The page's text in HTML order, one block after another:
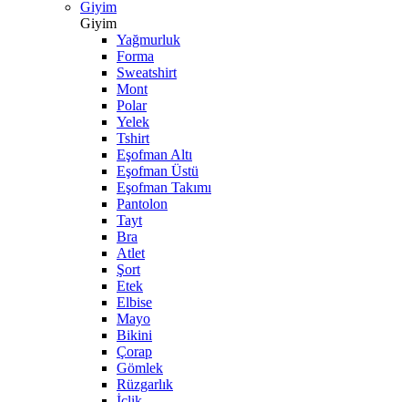
Giyim
Giyim
Yağmurluk
Forma
Sweatshirt
Mont
Polar
Yelek
Tshirt
Eşofman Altı
Eşofman Üstü
Eşofman Takımı
Pantolon
Tayt
Bra
Atlet
Şort
Etek
Elbise
Mayo
Bikini
Çorap
Gömlek
Rüzgarlık